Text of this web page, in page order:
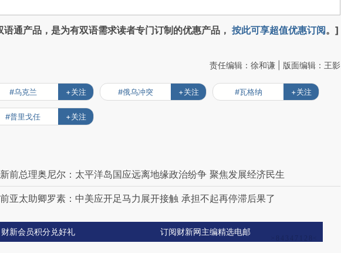
语通产品，是为有双语需求读者专门订制的优惠产品， 按此可享超值优惠订阅。]
责任编辑：徐和谦 | 版面编辑：王影
#乌克兰 +关注 #俄乌冲突 +关注 #瓦格纳 +关注
#普里戈任 +关注
前总理奥尼尔：太平洋岛国应远离地缘政治纷争 聚焦发展经济民生
亚太助卿罗素：中美应开足马力展开接触 承担不起再停滞后果了
财新会员积分兑好礼 订阅财新网主编精选电邮